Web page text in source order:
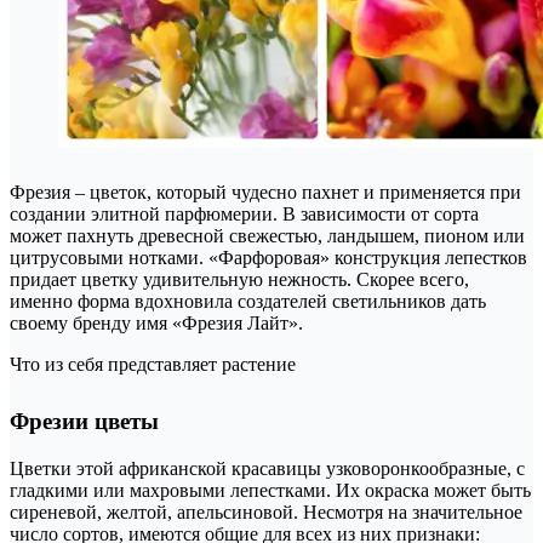
Фрезия – цветок, который чудесно пахнет и применяется при
создании элитной парфюмерии. В зависимости от сорта
может пахнуть древесной свежестью, ландышем, пионом или
цитрусовыми нотками. «Фарфоровая» конструкция лепестков
придает цветку удивительную нежность. Скорее всего,
именно форма вдохновила создателей светильников дать
своему бренду имя «Фрезия Лайт».
Что из себя представляет растение
Фрезии цветы
Цветки этой африканской красавицы узковоронкообразные, с
гладкими или махровыми лепестками. Их окраска может быть
сиреневой, желтой, апельсиновой. Несмотря на значительное
число сортов, имеются общие для всех из них признаки: